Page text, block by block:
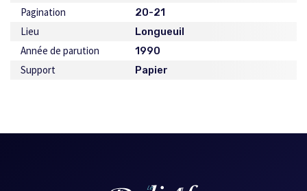
Pagination 20-21
Lieu Longueuil
Année de parution 1990
Support Papier